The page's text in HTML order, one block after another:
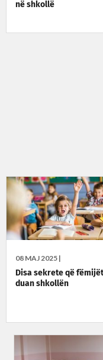
në shkollë
08 MAJ 2025 |
Disa sekrete që
duan shkollën